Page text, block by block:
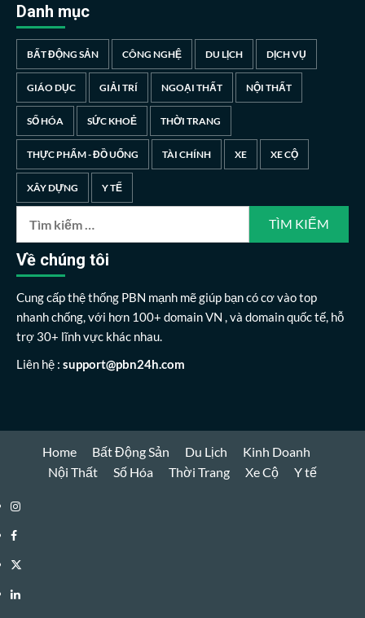
Danh mục
BẤT ĐỘNG SẢN CÔNG NGHỆ DU LỊCH DỊCH VỤ
GIÁO DỤC GIẢI TRÍ NGOẠI THẤT NỘI THẤT
SỐ HÓA SỨC KHOẺ THỜI TRANG
THỰC PHẨM - ĐỒ UỐNG TÀI CHÍNH XE XE CỘ
XÂY DỰNG Y TẾ
cho:
Về chúng tôi
Cung cấp thệ thống PBN mạnh mẽ giúp bạn có cơ vào top
nhanh chống, với hơn 100+ domain VN , và domain quốc tế, hỗ
trợ 30+ lĩnh vực khác nhau.
Liên hệ : support@pbn24h.com
Home Bất Động Sản Du Lịch
Kinh Doanh
Nội Thất
Số Hóa Thời Trang Xe Cộ Y tế
Instagram
Facebook
Twitter
Linkedin